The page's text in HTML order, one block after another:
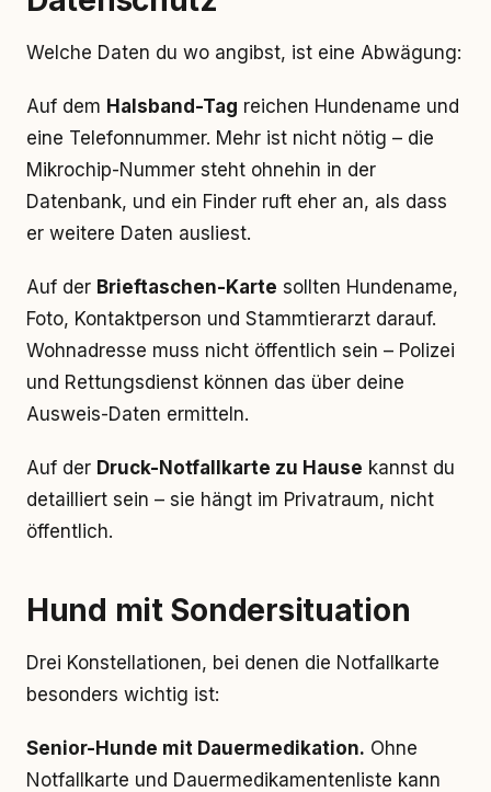
Welche Daten du wo angibst, ist eine Abwägung:
Auf dem Halsband-Tag reichen Hundename und
eine Telefonnummer. Mehr ist nicht nötig – die
Mikrochip-Nummer steht ohnehin in der
Datenbank, und ein Finder ruft eher an, als dass
er weitere Daten ausliest.
Auf der Brieftaschen-Karte sollten Hundename,
Foto, Kontaktperson und Stammtierarzt darauf.
Wohnadresse muss nicht öffentlich sein – Polizei
und Rettungsdienst können das über deine
Ausweis-Daten ermitteln.
Auf der Druck-Notfallkarte zu Hause kannst du
detailliert sein – sie hängt im Privatraum, nicht
öffentlich.
Hund mit Sondersituation
Drei Konstellationen, bei denen die Notfallkarte
besonders wichtig ist:
Senior-Hunde mit Dauermedikation. Ohne
Notfallkarte und Dauermedikamentenliste kann